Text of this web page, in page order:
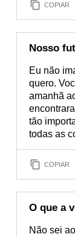
COPIAR
Nosso
Eu não
quero.
amanhã
tão
todas as
COPIAR
O que a
Não sei